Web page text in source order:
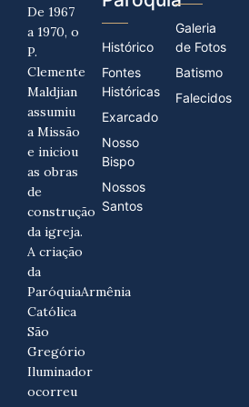
De 1967
a 1970, o
P.
Clemente
Maldjian
assumiu
a Missão
e iniciou
as obras
de
construção
da igreja.
A criação
da
ParóquiaArmênia
Católica
São
Gregório
Iluminador
ocorreu
Histórico
Fontes
Históricas
Exarcado
Nosso
Bispo
Nossos
Santos
Galeria
de Fotos
Batismo
Falecidos